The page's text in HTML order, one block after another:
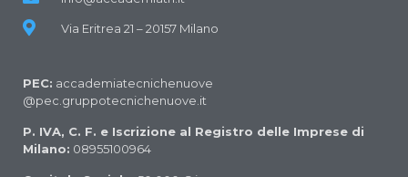
Via Eritrea 21 – 20157 Milano
PEC: accademiatecnichenuove
@pec.gruppotecnichenuove.it
P. IVA, C. F. e Iscrizione al Registro delle Imprese di
Milano: 08955100964